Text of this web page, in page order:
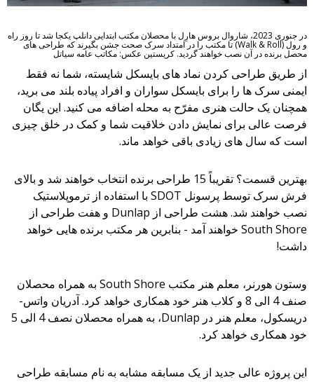
در جنوری 2023، شاروال بروس هارِل با محصلان مکتب ابتدایی دانلپ یکجا شد تا روز راه
و رول (Walk & Roll) تا مکتب را در امتداد سرک صحت جشن بگیرند که طراحی های
محصل برنده در آن نصب خواهند گردید. کریستین عکس: مکاتب عامه سیاتل
از طریق طراحی کردن نماد های بایسکل شایسته، شما نه فقط
ایمنی سرک ها را برای بایسکل سواران و افراد پیاده بلند می برید،
همچنان یک حالت هنری مفرّح به محله اضافه می کنید. این یگان
فرصت عالی برای نمایش دادن خلاقیت شما و کمک در خلق چیزی
است که سال های زیادی باقی خواهد ماند.
بهترین قسمت؟ تقریباً 15 طراحی برنده انتخاب خواهند شد و بالای
فرش سرک توسط پرسونل SDOT با استفاده از ترموپلاستیک
نصب خواهند شد. هشت طراحی از Dunlap و هفت طراحی از
South Shore خواهند آمد - بنابرین هر مکتب برنده هایی خواهد
داشت!
وستون هورنر، معلم هنر مکتب South Shore به همراه محصلان
صنف 4 الی 8 و کلاب هنر خود همکاری خواهد کرد. آدریان واتس-
دریسکول، معلم هنر در Dunlap، به همراه محصلان نصف 4 الی 5
خود همکاری خواهد کرد.
این پروژه عالی جدید از یک مسابقه مشابه به نام مسابقه طراحی